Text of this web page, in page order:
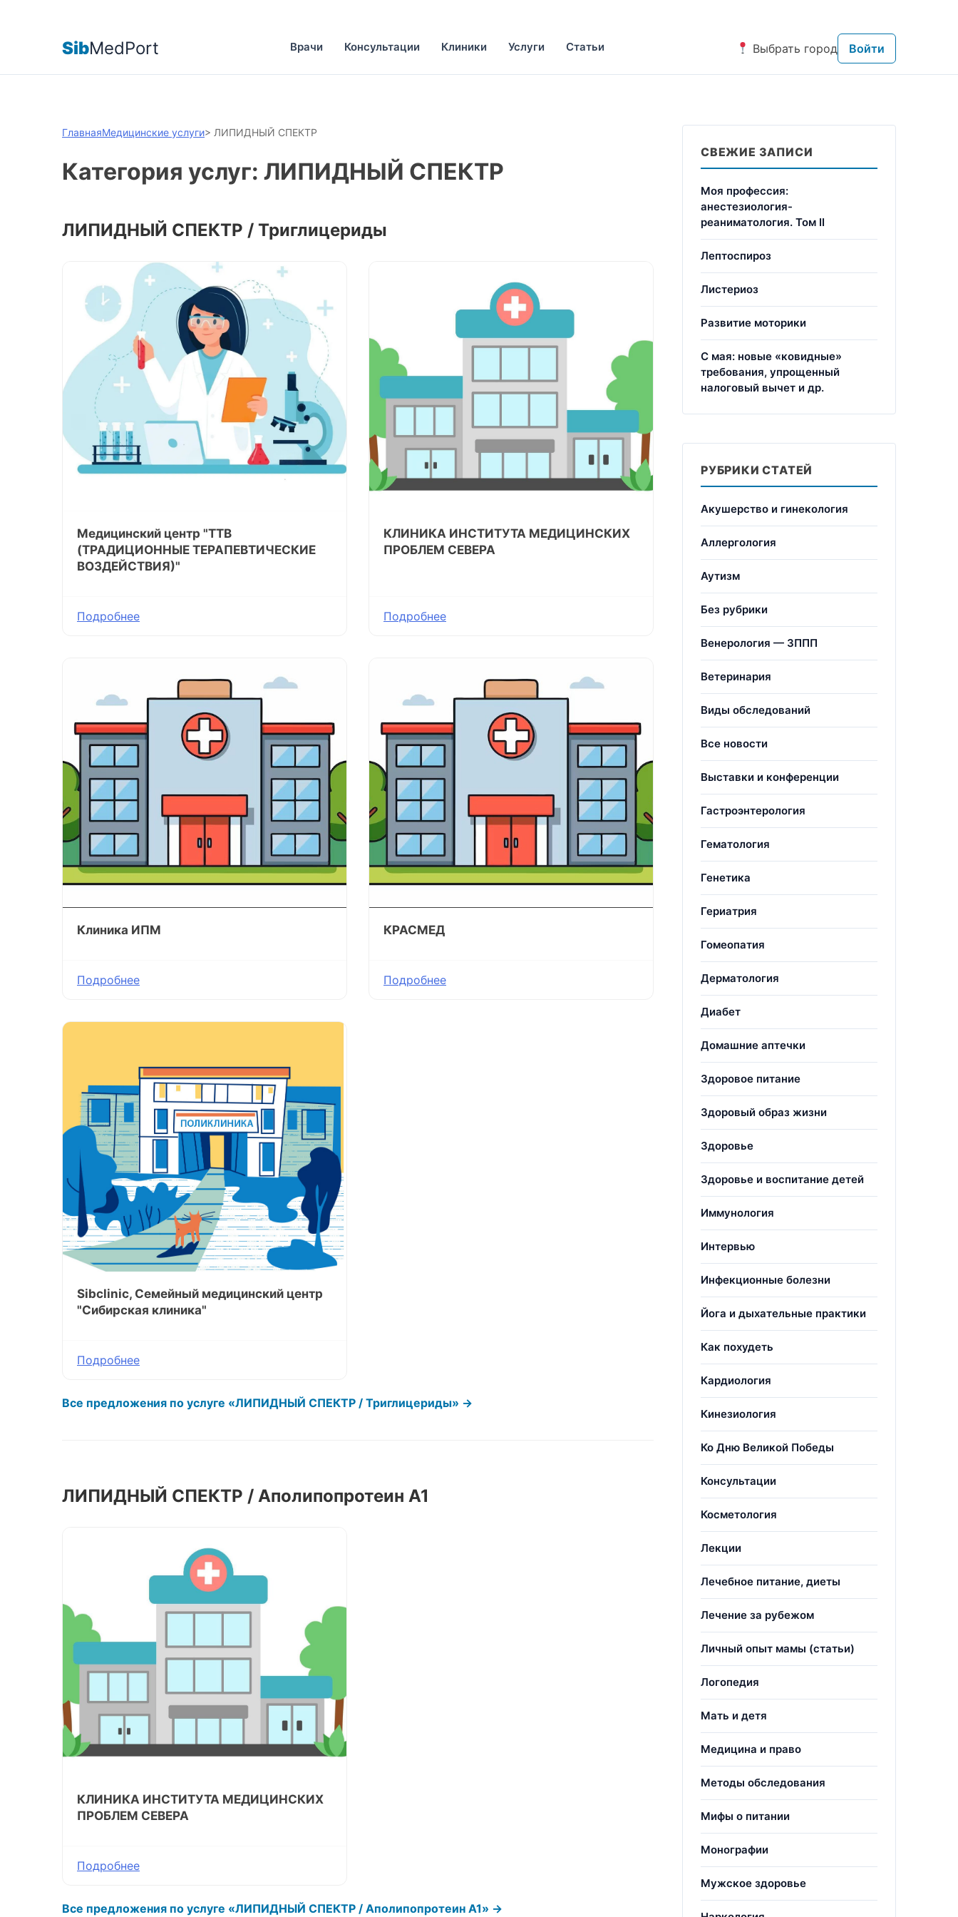
SibMedPort Врачи Консультации Клиники Услуги Статьи Выбрать город Войти
ГлавнаяМедицинские услуги> ЛИПИДНЫЙ СПЕКТР
Категория услуг: ЛИПИДНЫЙ СПЕКТР
ЛИПИДНЫЙ СПЕКТР / Триглицериды
Медицинский центр "ТТВ
(ТРАДИЦИОННЫЕ ТЕРАПЕВТИЧЕСКИЕ
ВОЗДЕЙСТВИЯ)"
Подробнее
КЛИНИКА ИНСТИТУТА МЕДИЦИНСКИХ
ПРОБЛЕМ СЕВЕРА
Подробнее
Клиника ИПМ
Подробнее
КРАСМЕД
Подробнее
Sibclinic, Семейный медицинский центр
"Сибирская клиника"
Подробнее
Все предложения по услуге «ЛИПИДНЫЙ СПЕКТР / Триглицериды» →
ЛИПИДНЫЙ СПЕКТР / Аполипопротеин А1
КЛИНИКА ИНСТИТУТА МЕДИЦИНСКИХ
ПРОБЛЕМ СЕВЕРА
Подробнее
Все предложения по услуге «ЛИПИДНЫЙ СПЕКТР / Аполипопротеин А1» →
СВЕЖИЕ ЗАПИСИ
Моя профессия:
анестезиология-
реаниматология. Том II
Лептоспироз
Листериоз
Развитие моторики
С мая: новые «ковидные»
требования, упрощенный
налоговый вычет и др.
РУБРИКИ СТАТЕЙ
Акушерство и гинекология
Аллергология
Аутизм
Без рубрики
Венерология — ЗППП
Ветеринария
Виды обследований
Все новости
Выставки и конференции
Гастроэнтерология
Гематология
Генетика
Гериатрия
Гомеопатия
Дерматология
Диабет
Домашние аптечки
Здоровое питание
Здоровый образ жизни
Здоровье
Здоровье и воспитание детей
Иммунология
Интервью
Инфекционные болезни
Йога и дыхательные практики
Как похудеть
Кардиология
Кинезиология
Ко Дню Великой Победы
Консультации
Косметология
Лекции
Лечебное питание, диеты
Лечение за рубежом
Личный опыт мамы (статьи)
Логопедия
Мать и детя
Медицина и право
Методы обследования
Мифы о питании
Монографии
Мужское здоровье